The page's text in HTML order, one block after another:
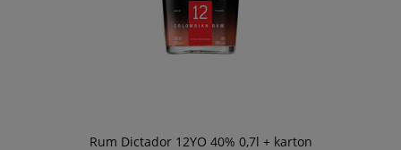
Rum Dictador 12YO 40% 0,7l + karton